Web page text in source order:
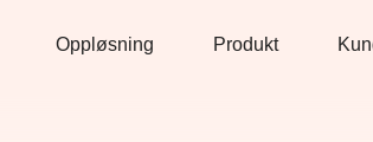
Oppløsning Produkt